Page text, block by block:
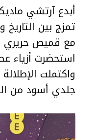
تمزج بين التاريخ
مع قميص حريري
استحضرت أزياء
واكتملت
جلدي أسود من